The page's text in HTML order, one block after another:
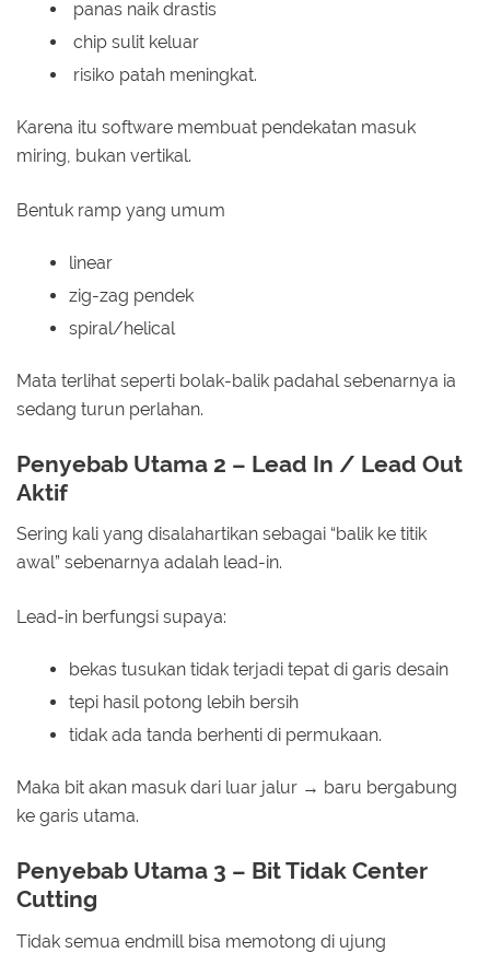
panas naik drastis
chip sulit keluar
risiko patah meningkat.
Karena itu software membuat pendekatan masuk
miring, bukan vertikal.
Bentuk ramp yang umum
linear
zig-zag pendek
spiral/helical
Mata terlihat seperti bolak-balik padahal sebenarnya ia
sedang turun perlahan.
Penyebab Utama 2 – Lead In / Lead Out
Aktif
Sering kali yang disalahartikan sebagai “balik ke titik
awal” sebenarnya adalah lead-in.
Lead-in berfungsi supaya:
bekas tusukan tidak terjadi tepat di garis desain
tepi hasil potong lebih bersih
tidak ada tanda berhenti di permukaan.
Maka bit akan masuk dari luar jalur → baru bergabung
ke garis utama.
Penyebab Utama 3 – Bit Tidak Center
Cutting
Tidak semua endmill bisa memotong di ujung